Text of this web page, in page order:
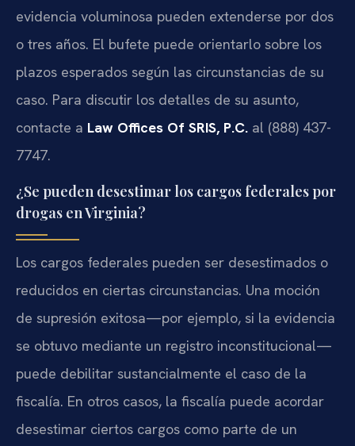
evidencia voluminosa pueden extenderse por dos
o tres años. El bufete puede orientarlo sobre los
plazos esperados según las circunstancias de su
caso. Para discutir los detalles de su asunto,
contacte a Law Offices Of SRIS, P.C. al (888) 437-
7747.
¿Se pueden desestimar los cargos federales por
drogas en Virginia?
Los cargos federales pueden ser desestimados o
reducidos en ciertas circunstancias. Una moción
de supresión exitosa—por ejemplo, si la evidencia
se obtuvo mediante un registro inconstitucional—
puede debilitar sustancialmente el caso de la
fiscalía. En otros casos, la fiscalía puede acordar
desestimar ciertos cargos como parte de un